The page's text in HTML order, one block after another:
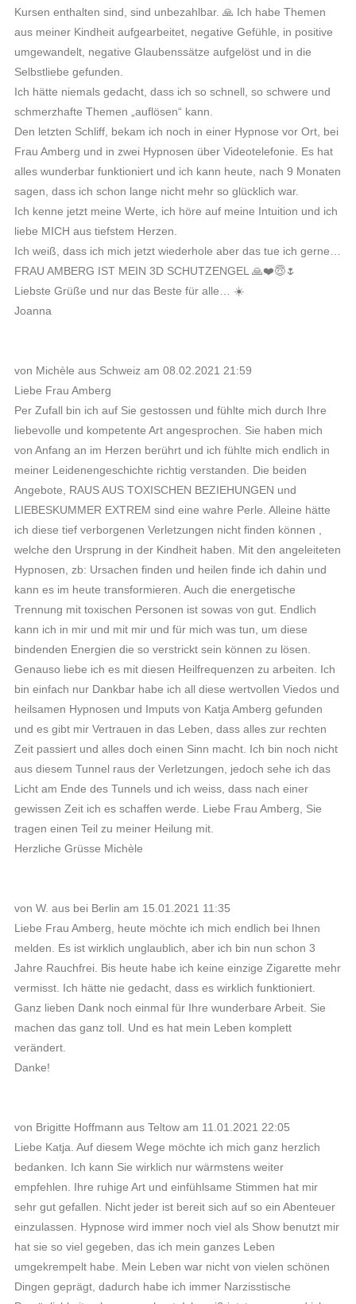
Kursen enthalten sind, sind unbezahlbar. 🙏 Ich habe Themen
aus meiner Kindheit aufgearbeitet, negative Gefühle, in positive
umgewandelt, negative Glaubenssätze aufgelöst und in die
Selbstliebe gefunden.
Ich hätte niemals gedacht, dass ich so schnell, so schwere und
schmerzhafte Themen „auflösen“ kann.
Den letzten Schliff, bekam ich noch in einer Hypnose vor Ort, bei
Frau Amberg und in zwei Hypnosen über Videotelefonie. Es hat
alles wunderbar funktioniert und ich kann heute, nach 9 Monaten
sagen, dass ich schon lange nicht mehr so glücklich war.
Ich kenne jetzt meine Werte, ich höre auf meine Intuition und ich
liebe MICH aus tiefstem Herzen.
Ich weiß, dass ich mich jetzt wiederhole aber das tue ich gerne…
FRAU AMBERG IST MEIN 3D SCHUTZENGEL 🙏❤️😇🌷
Liebste Grüße und nur das Beste für alle… ☀️
Joanna
von Michèle aus Schweiz am 08.02.2021 21:59
Liebe Frau Amberg
Per Zufall bin ich auf Sie gestossen und fühlte mich durch Ihre
liebevolle und kompetente Art angesprochen. Sie haben mich
von Anfang an im Herzen berührt und ich fühlte mich endlich in
meiner Leidenengeschichte richtig verstanden. Die beiden
Angebote, RAUS AUS TOXISCHEN BEZIEHUNGEN und
LIEBESKUMMER EXTREM sind eine wahre Perle. Alleine hätte
ich diese tief verborgenen Verletzungen nicht finden können ,
welche den Ursprung in der Kindheit haben. Mit den angeleiteten
Hypnosen, zb: Ursachen finden und heilen finde ich dahin und
kann es im heute transformieren. Auch die energetische
Trennung mit toxischen Personen ist sowas von gut. Endlich
kann ich in mir und mit mir und für mich was tun, um diese
bindenden Energien die so verstrickt sein können zu lösen.
Genauso liebe ich es mit diesen Heilfrequenzen zu arbeiten. Ich
bin einfach nur Dankbar habe ich all diese wertvollen Viedos und
heilsamen Hypnosen und Imputs von Katja Amberg gefunden
und es gibt mir Vertrauen in das Leben, dass alles zur rechten
Zeit passiert und alles doch einen Sinn macht. Ich bin noch nicht
aus diesem Tunnel raus der Verletzungen, jedoch sehe ich das
Licht am Ende des Tunnels und ich weiss, dass nach einer
gewissen Zeit ich es schaffen werde. Liebe Frau Amberg, Sie
tragen einen Teil zu meiner Heilung mit.
Herzliche Grüsse Michèle
von W. aus bei Berlin am 15.01.2021 11:35
Liebe Frau Amberg, heute möchte ich mich endlich bei Ihnen
melden. Es ist wirklich unglaublich, aber ich bin nun schon 3
Jahre Rauchfrei. Bis heute habe ich keine einzige Zigarette mehr
vermisst. Ich hätte nie gedacht, dass es wirklich funktioniert.
Ganz lieben Dank noch einmal für Ihre wunderbare Arbeit. Sie
machen das ganz toll. Und es hat mein Leben komplett
verändert.
Danke!
von Brigitte Hoffmann aus Teltow am 11.01.2021 22:05
Liebe Katja. Auf diesem Wege möchte ich mich ganz herzlich
bedanken. Ich kann Sie wirklich nur wärmstens weiter
empfehlen. Ihre ruhige Art und einfühlsame Stimmen hat mir
sehr gut gefallen. Nicht jeder ist bereit sich auf so ein Abenteuer
einzulassen. Hypnose wird immer noch viel als Show benutzt mir
hat sie so viel gegeben, das ich mein ganzes Leben
umgekrempelt habe. Mein Leben war nicht von vielen schönen
Dingen geprägt, dadurch habe ich immer Narzisstische